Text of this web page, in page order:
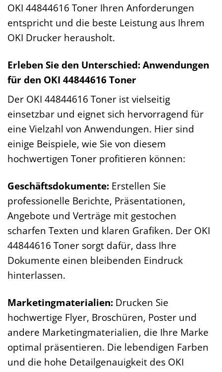
OKI 44844616 Toner Ihren Anforderungen
entspricht und die beste Leistung aus Ihrem
OKI Drucker herausholt.
Erleben Sie den Unterschied: Anwendungen
für den OKI 44844616 Toner
Der OKI 44844616 Toner ist vielseitig
einsetzbar und eignet sich hervorragend für
eine Vielzahl von Anwendungen. Hier sind
einige Beispiele, wie Sie von diesem
hochwertigen Toner profitieren können:
Geschäftsdokumente: Erstellen Sie
professionelle Berichte, Präsentationen,
Angebote und Verträge mit gestochen
scharfen Texten und klaren Grafiken. Der OKI
44844616 Toner sorgt dafür, dass Ihre
Dokumente einen bleibenden Eindruck
hinterlassen.
Marketingmaterialien: Drucken Sie
hochwertige Flyer, Broschüren, Poster und
andere Marketingmaterialien, die Ihre Marke
optimal präsentieren. Die lebendigen Farben
und die hohe Detailgenauigkeit des OKI